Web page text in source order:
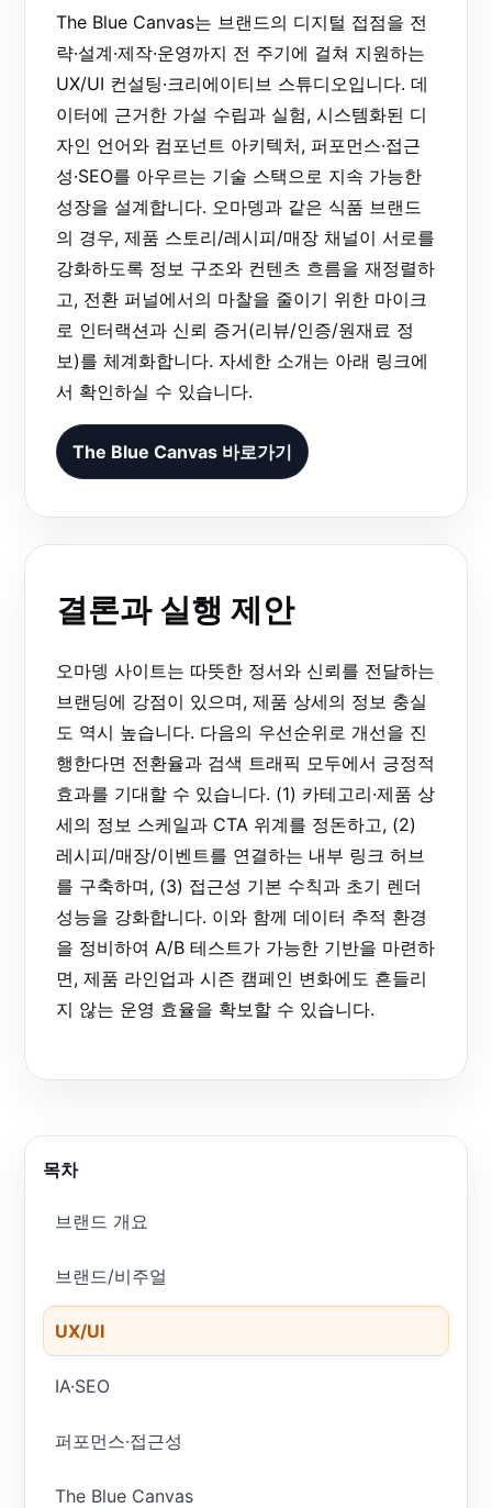
The Blue Canvas는 브랜드의 디지털 접점을 전
략·설계·제작·운영까지 전 주기에 걸쳐 지원하는
UX/UI 컨설팅·크리에이티브 스튜디오입니다. 데
이터에 근거한 가설 수립과 실험, 시스템화된 디
자인 언어와 컴포넌트 아키텍처, 퍼포먼스·접근
성·SEO를 아우르는 기술 스택으로 지속 가능한
성장을 설계합니다. 오마뎅과 같은 식품 브랜드
의 경우, 제품 스토리/레시피/매장 채널이 서로를
강화하도록 정보 구조와 컨텐츠 흐름을 재정렬하
고, 전환 퍼널에서의 마찰을 줄이기 위한 마이크
로 인터랙션과 신뢰 증거(리뷰/인증/원재료 정
보)를 체계화합니다. 자세한 소개는 아래 링크에
서 확인하실 수 있습니다.
The Blue Canvas 바로가기
결론과 실행 제안
오마뎅 사이트는 따뜻한 정서와 신뢰를 전달하는
브랜딩에 강점이 있으며, 제품 상세의 정보 충실
도 역시 높습니다. 다음의 우선순위로 개선을 진
행한다면 전환율과 검색 트래픽 모두에서 긍정적
효과를 기대할 수 있습니다. (1) 카테고리·제품 상
세의 정보 스케일과 CTA 위계를 정돈하고, (2)
레시피/매장/이벤트를 연결하는 내부 링크 허브
를 구축하며, (3) 접근성 기본 수칙과 초기 렌더
성능을 강화합니다. 이와 함께 데이터 추적 환경
을 정비하여 A/B 테스트가 가능한 기반을 마련하
면, 제품 라인업과 시즌 캠페인 변화에도 흔들리
지 않는 운영 효율을 확보할 수 있습니다.
목차
브랜드 개요
브랜드/비주얼
UX/UI
IA·SEO
퍼포먼스·접근성
The Blue Canvas